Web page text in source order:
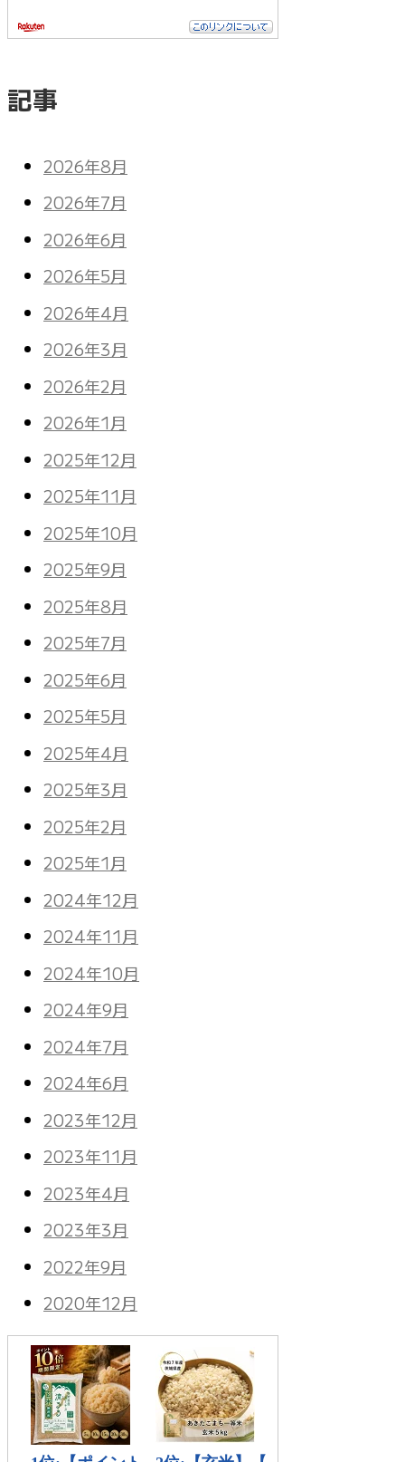
記事
2026年8月
2026年7月
2026年6月
2026年5月
2026年4月
2026年3月
2026年2月
2026年1月
2025年12月
2025年11月
2025年10月
2025年9月
2025年8月
2025年7月
2025年6月
2025年5月
2025年4月
2025年3月
2025年2月
2025年1月
2024年12月
2024年11月
2024年10月
2024年9月
2024年7月
2024年6月
2023年12月
2023年11月
2023年4月
2023年3月
2022年9月
2020年12月